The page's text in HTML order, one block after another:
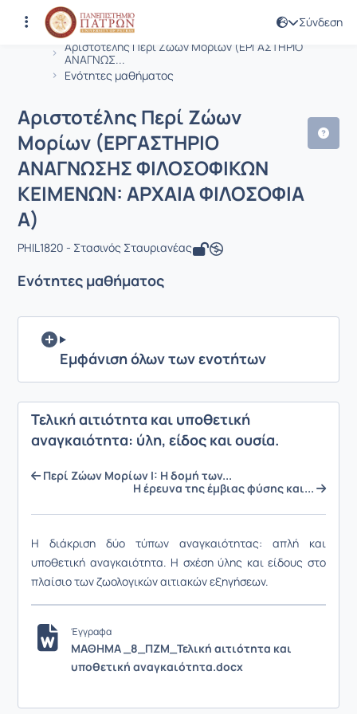
Σύνδεση
Αρχική Σελίδα
Αριστοτέλης Περί Ζώων Μορίων (ΕΡΓΑΣΤΗΡΙΟ
ΑΝΑΓΝΩΣ...
Ενότητες μαθήματος
Μάθημα : Αριστοτέλης Περί Ζώων
Κωδικός : PHIL1820
Αριστοτέλης Περί Ζώων
Μορίων (ΕΡΓΑΣΤΗΡΙΟ
ΑΝΑΓΝΩΣΗΣ ΦΙΛΟΣΟΦΙΚΩΝ
ΚΕΙΜΕΝΩΝ: ΑΡΧΑΙΑ ΦΙΛΟΣΟΦΙΑ
Α)
PHIL1820 - Στασινός Σταυριανέας
Ενότητες μαθήματος
Εμφάνιση όλων των ενοτήτων
Τελική αιτιότητα και υποθετική
αναγκαιότητα: ύλη, είδος και ουσία.
Περί Ζώων Μορίων Ι: Η δομή των...
Η έρευνα της έμβιας φύσης και...
Η διάκριση δύο τύπων αναγκαιότητας: απλή και
υποθετική αναγκαιότητα. Η σχέση ύλης και είδους στο
πλαίσιο των ζωολογικών αιτιακών εξηγήσεων.
Έγγραφα
ΜΑΘΗΜΑ _8_ΠΖΜ_Τελική αιτιότητα και
υποθετική αναγκαιότητα.docx